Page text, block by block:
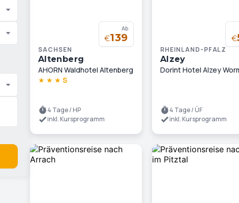
Ab
€139
SACHSEN
Altenberg
AHORN Waldhotel Altenberg
★ ★ ★ S
4 Tage / HP
inkl. Kursprogramm
€
RHEINLAND-PFALZ
Alzey
Dorint Hotel Alzey
4 Tage / ÜF
inkl. Kursprogramm